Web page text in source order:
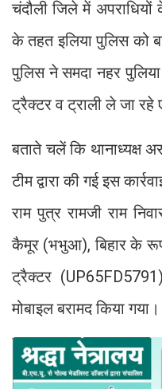
चंदौली जिले में
के तहत इलिया पुलिस को
पुलिस ने समदा नहर
ट्रैक्टर व ट्राली ले जा रहे
बताते चलें कि थानाध्यक्ष
टीम द्वारा की गई इस
राम पुत्र रामजी राम
कैमूर (भभुआ), बिहार के
ट्रैक्टर
मोबाइल बरामद किया गया।